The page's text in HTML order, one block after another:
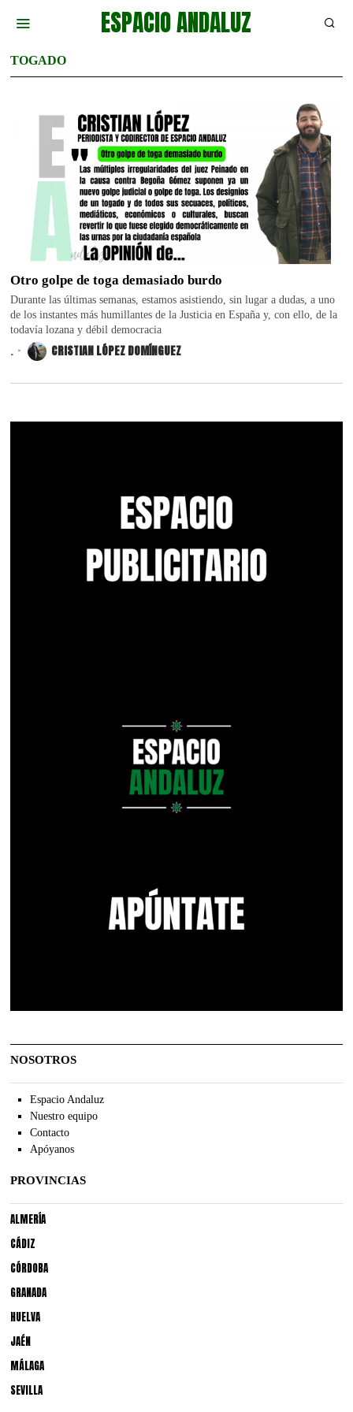
ESPACIO ANDALUZ
TOGADO
Otro golpe de toga demasiado burdo
Durante las últimas semanas, estamos asistiendo, sin lugar a dudas, a uno
de los instantes más humillantes de la Justicia en España y, con ello, de la
todavía lozana y débil democracia
. CRISTIAN LÓPEZ DOMÍNGUEZ
NOSOTROS
Espacio Andaluz
Nuestro equipo
Contacto
Apóyanos
PROVINCIAS
ALMERÍA
CÁDIZ
CÓRDOBA
GRANADA
HUELVA
JAÉN
MÁLAGA
SEVILLA